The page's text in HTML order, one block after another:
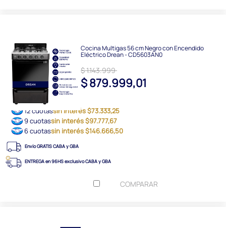
Cocina Multigas 56 cm Negro con Encendido
Eléctrico Drean - CD5603AN0
$ 1.143.999
$ 879.999,01
12 cuotassin interés $73.333,25
9 cuotassin interés $97.777,67
6 cuotassin interés $146.666,50
Envío GRATIS CABA y GBA
ENTREGA en 96HS exclusivo CABA y GBA
COMPARAR